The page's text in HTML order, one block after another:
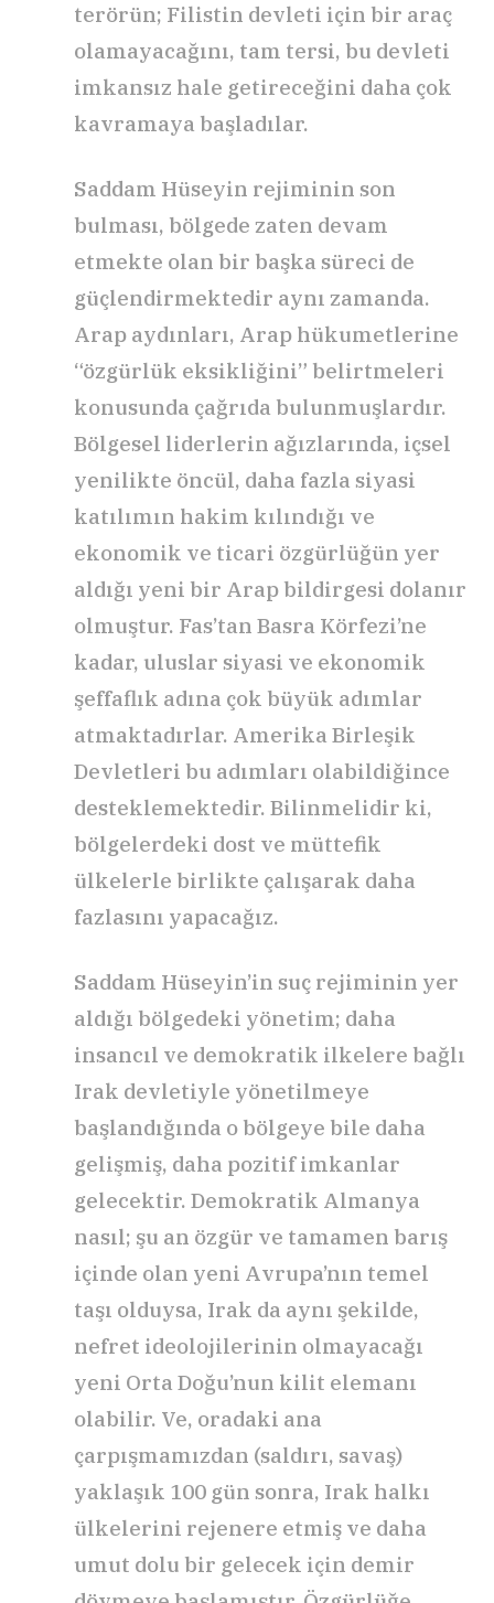
terörün; Filistin devleti için bir araç
olamayacağını, tam tersi, bu devleti
imkansız hale getireceğini daha çok
kavramaya başladılar.
Saddam Hüseyin rejiminin son
bulması, bölgede zaten devam
etmekte olan bir başka süreci de
güçlendirmektedir aynı zamanda.
Arap aydınları, Arap hükumetlerine
“özgürlük eksikliğini” belirtmeleri
konusunda çağrıda bulunmuşlardır.
Bölgesel liderlerin ağızlarında, içsel
yenilikte öncül, daha fazla siyasi
katılımın hakim kılındığı ve
ekonomik ve ticari özgürlüğün yer
aldığı yeni bir Arap bildirgesi dolanır
olmuştur. Fas’tan Basra Körfezi’ne
kadar, uluslar siyasi ve ekonomik
şeffaflık adına çok büyük adımlar
atmaktadırlar. Amerika Birleşik
Devletleri bu adımları olabildiğince
desteklemektedir. Bilinmelidir ki,
bölgelerdeki dost ve müttefik
ülkelerle birlikte çalışarak daha
fazlasını yapacağız.
Saddam Hüseyin’in suç rejiminin yer
aldığı bölgedeki yönetim; daha
insancıl ve demokratik ilkelere bağlı
Irak devletiyle yönetilmeye
başlandığında o bölgeye bile daha
gelişmiş, daha pozitif imkanlar
gelecektir. Demokratik Almanya
nasıl; şu an özgür ve tamamen barış
içinde olan yeni Avrupa’nın temel
taşı olduysa, Irak da aynı şekilde,
nefret ideolojilerinin olmayacağı
yeni Orta Doğu’nun kilit elemanı
olabilir. Ve, oradaki ana
çarpışmamızdan (saldırı, savaş)
yaklaşık 100 gün sonra, Irak halkı
ülkelerini rejenere etmiş ve daha
umut dolu bir gelecek için demir